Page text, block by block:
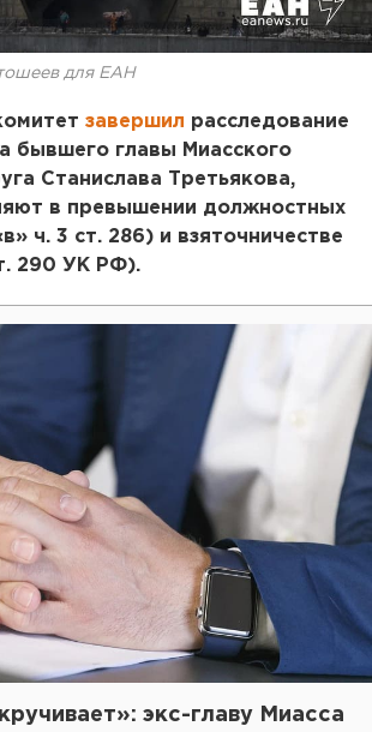
для ЕАН
завершил расследование
бывшего главы Миасского
Станислава Третьякова,
в превышении должностных
ч. 3 ст. 286) и взяточничестве
290 УК РФ).
экс-главу Миасса